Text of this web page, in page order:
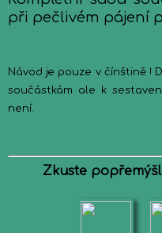
při pečlivém pájení
Návod je pouze v čínštině !
součástkám ale k
není.
Zkuste